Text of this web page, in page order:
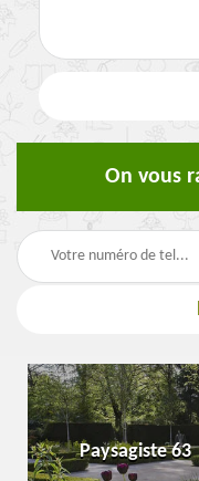
On vous
Paysagiste 63